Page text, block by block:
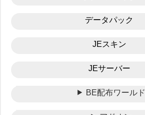
データパック
JEスキン
JEサーバー
BE配布ワールド